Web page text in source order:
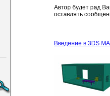
Автор будет рад
оставлять
Введение в 3DS